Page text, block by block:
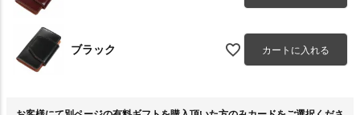
ブラック カートに入れる